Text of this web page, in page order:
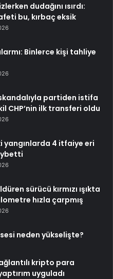
dudağını ısırdı:
bu, kırbaç eksik
Binlerce kişi tahliye
skandalıyla partiden istifa
CHP’nin ilk transferi oldu
yangınlarda 4 itfaiye eri
sürücü kırmızı ışıkta
hızla çarpmış
neden yükselişte?
kripto para
uyguladı